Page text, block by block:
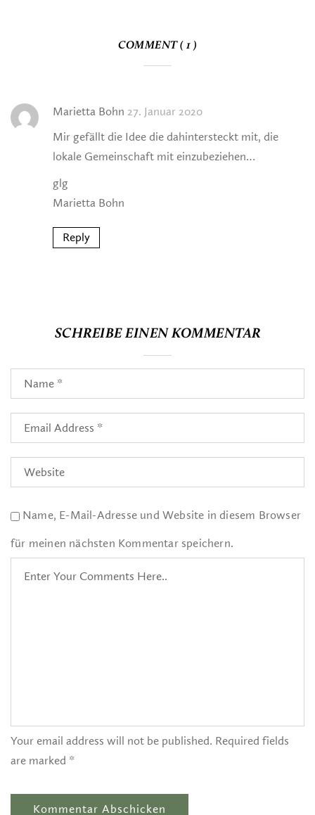
COMMENT ( 1 )
Marietta Bohn 27. Januar 2020
Mir gefällt die Idee die dahintersteckt mit, die
lokale Gemeinschaft mit einzubeziehen…
glg
Marietta Bohn
Reply
SCHREIBE EINEN KOMMENTAR
Name, E-Mail-Adresse und Website in diesem Browser
für meinen nächsten Kommentar speichern.
Your email address will not be published. Required fields
are marked *